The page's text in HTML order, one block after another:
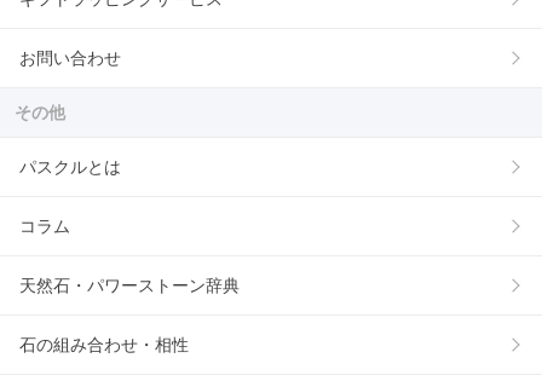
お問い合わせ
その他
パスクルとは
コラム
天然石・パワーストーン辞典
石の組み合わせ・相性